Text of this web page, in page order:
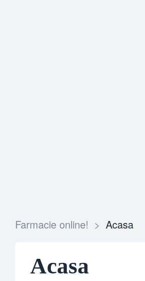
Farmacie online! > Acasa
Acasa